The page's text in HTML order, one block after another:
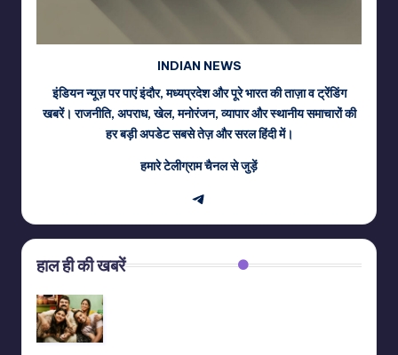
INDIAN NEWS
इंडियन न्यूज़ पर पाएं इंदौर, मध्यप्रदेश और पूरे भारत की ताज़ा व ट्रेंडिंग
खबरें। राजनीति, अपराध, खेल, मनोरंजन, व्यापार और स्थानीय समाचारों की
हर बड़ी अपडेट सबसे तेज़ और सरल हिंदी में।
हमारे टेलीग्राम चैनल से जुड़ें
Telegram
हाल ही की खबरें